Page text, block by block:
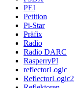
PEI
Petition
Pi-Star
Präfix
Radio
Radio DARC
RasperryPI
reflectorLogic
ReflectorLogic2